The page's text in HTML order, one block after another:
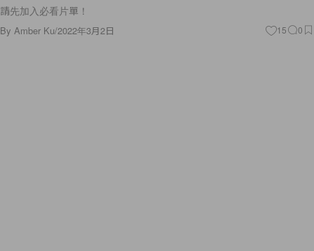
請先加入必看片單！
By Amber Ku/2022年3月2日 15 0